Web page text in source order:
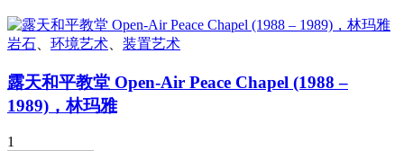
岩石 环境艺术 装置艺术
露天和平教堂 Open-Air Peace Chapel (1988 –
1989)，林玛雅
1